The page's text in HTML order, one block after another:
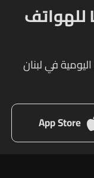
حمل الآن تطبيق LBCI للهواتف
في لبنان
App Store